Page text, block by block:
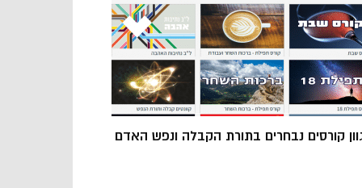
קורסים נבחרים בתורת הקבלה ונפש האדם